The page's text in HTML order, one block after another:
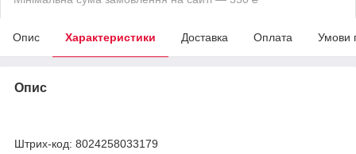
Опис Характеристики Доставка Оплата Умови
Опис
Штрих-код: 8024258033179